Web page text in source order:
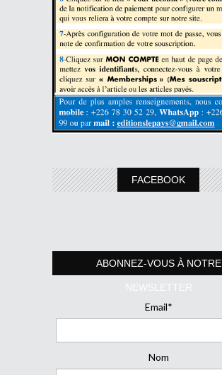
FACEBOOK
ABONNEZ-VOUS À NOTRE
NEWSLETTER
Email*
Nom